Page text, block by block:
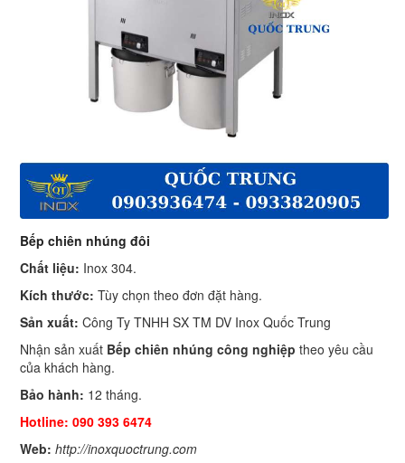
Bếp chiên nhúng đôi
Chất liệu: Inox 304.
Kích thước: Tùy chọn theo đơn đặt hàng.
Sản xuất: Công Ty TNHH SX TM DV Inox Quốc Trung
Nhận sản xuất Bếp chiên nhúng công nghiệp theo yêu cầu
của khách hàng.
Bảo hành: 12 tháng.
Hotline: 090 393 6474
Web: http://inoxquoctrung.com